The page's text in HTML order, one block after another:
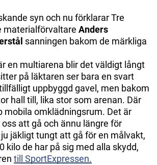
syn och nu förklarar Tre
materialförvaltare Anders
sanningen bakom de märkliga
en multiarena blir det väldigt långt
på läktaren ser bara en svart
uppbyggd gavel, men bakom
hall till, lika stor som arenan. Där
mobila omklädningsrum. Det är
att gå och ännu längre för
jäkligt tungt att gå för en målvakt,
kilo de har på sig med alla skydd,
till SportExpressen.